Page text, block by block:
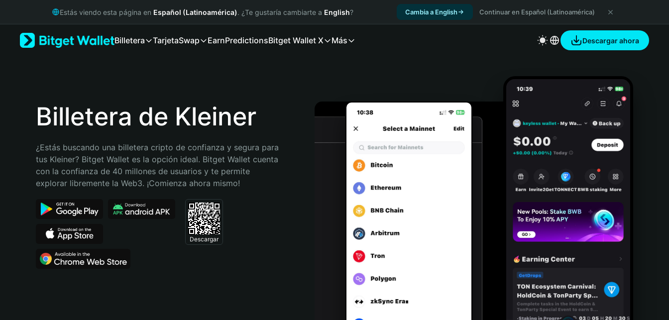
Русский
Bahasa Indonesia
Português (Brasil)
Estás viendo esta página en Español (Latinoamérica). ¿Te gustaría cambiarte a English? Cambia a English Continuar en Español (Latinoamérica)
Billetera TarjetaSwap EarnPredictionsBitget Wallet X Más Descargar ahora
Billetera de Kleiner
¿Estás buscando una billetera cripto de confianza y segura para
tus Kleiner? Bitget Wallet es la opción ideal. Bitget Wallet cuenta
con la confianza de 40 millones de usuarios y te permite
explorar libremente la Web3. ¡Comienza ahora mismo!
Descargar